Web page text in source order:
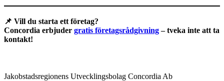
📌 Vill du starta ett företag?
Concordia erbjuder gratis företagsrådgivning– tveka inte att ta
kontakt!
Jakobstadsregionens Utvecklingsbolag Concordia Ab